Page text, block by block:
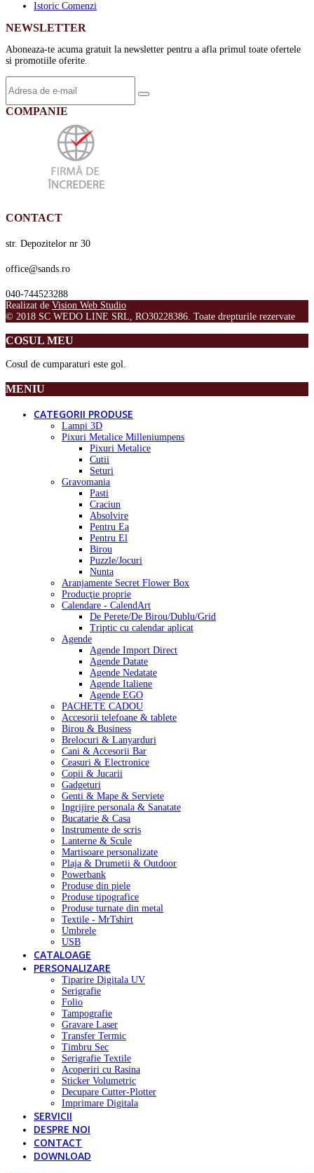
Istoric Comenzi
NEWSLETTER
Aboneaza-te acuma gratuit la newsletter pentru a afla primul toate ofertele
si promotiile oferite.
COMPANIE
CONTACT
str. Depozitelor nr 30
office@sands.ro
040-744523288
Realizat de Vision Web Studio
© 2018 SC WEDO LINE SRL, RO30228386. Toate drepturile rezervate
COSUL MEU
Cosul de cumparaturi este gol.
MENIU
CATEGORII PRODUSE
Lampi 3D
Pixuri Metalice Milleniumpens
Pixuri Metalice
Cutii
Seturi
Gravomania
Pasti
Craciun
Absolvire
Pentru Ea
Pentru El
Birou
Puzzle/Jocuri
Nunta
Aranjamente Secret Flower Box
Producţie proprie
Calendare - CalendArt
De Perete/De Birou/Dublu/Grid
Triptic cu calendar aplicat
Agende
Agende Import Direct
Agende Datate
Agende Nedatate
Agende Italiene
Agende EGO
PACHETE CADOU
Accesorii telefoane & tablete
Birou & Business
Brelocuri & Lanyarduri
Cani & Accesorii Bar
Ceasuri & Electronice
Copii & Jucarii
Gadgeturi
Genti & Mape & Serviete
Ingrijire personala & Sanatate
Bucatarie & Casa
Instrumente de scris
Lanterne & Scule
Martisoare personalizate
Plaja & Drumetii & Outdoor
Powerbank
Produse din piele
Produse tipografice
Produse turnate din metal
Textile - MrTshirt
Umbrele
USB
CATALOAGE
PERSONALIZARE
Tiparire Digitala UV
Serigrafie
Folio
Tampografie
Gravare Laser
Transfer Termic
Timbru Sec
Serigrafie Textile
Acoperiri cu Rasina
Sticker Volumetric
Decupare Cutter-Plotter
Imprimare Digitala
SERVICII
DESPRE NOI
CONTACT
DOWNLOAD